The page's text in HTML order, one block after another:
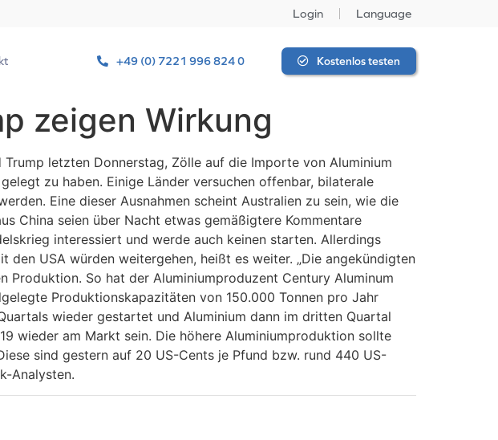
Login Language
+49 (0) 7221 996 824 0 Kostenlos testen
zeigen Wirkung
letzten Donnerstag, Zölle auf die Importe von Aluminium
zu haben. Einige Länder versuchen offenbar, bilaterale
Eine dieser Ausnahmen scheint Australien zu sein, wie die
China seien über Nacht etwas gemäßigtere Kommentare
interessiert und werde auch keinen starten. Allerdings
USA würden weitergehen, heißt es weiter. „Die angekündigten
So hat der Aluminiumproduzent Century Aluminum
Produktionskapazitäten von 150.000 Tonnen pro Jahr
wieder gestartet und Aluminium dann im dritten Quartal
wieder am Markt sein. Die höhere Aluminiumproduktion sollte
sind gestern auf 20 US-Cents je Pfund bzw. rund 440 US-
Analysten.